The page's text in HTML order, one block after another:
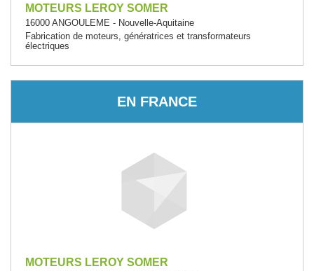
MOTEURS LEROY SOMER
16000 ANGOULEME - Nouvelle-Aquitaine
Fabrication de moteurs, génératrices et transformateurs
électriques
EN FRANCE
MOTEURS LEROY SOMER